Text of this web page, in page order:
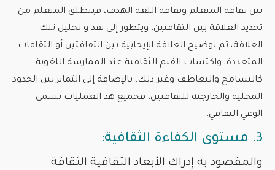
بين ثقافة المتعلم وثقافة اللغة الهدف، فينطلق المتعلم من
تحديد العلاقة بين الثقافتين، ويتطور إلى نقد و تحليل تلك
العلاقة، ثم توضيح العلاقة الإيجابية بين الثقافتين أو الثقافات
المتعددة، واكتساب القيم الثقافية عند الممارسة اللغوية
كالتسامح والتعاطف وغير ذلك، بالإضافة إلى التمايز بين الحدود
المحلية والخارجية للثقافتين، فجميع هذ العمليات تسمى
الوعي الثقافي.
3. مستوى الكفاءة الثقافية:
والمقصود به إدراك الأبعاد الثقافية الثقافة